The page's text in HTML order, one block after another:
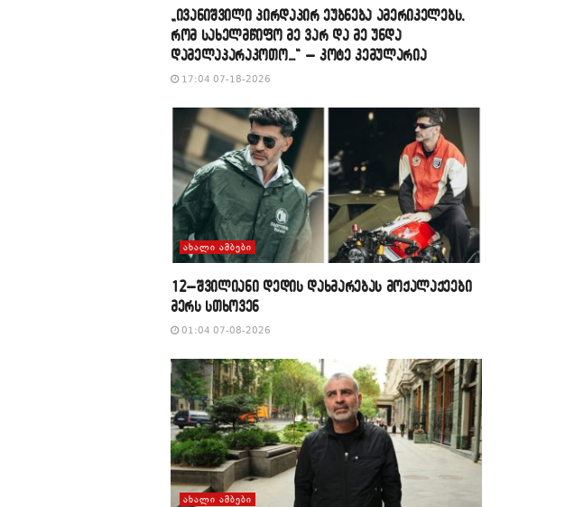
„ივანიშვილი პირდაპირ ეუბნება ამერიკელებს,
რომ სახელმწიფო მე ვარ და მე უნდა
დამელაპარაკოთო…“ – კოტე კემულარია
17:04 07-18-2026
ᲐᲮᲐᲚᲘ ᲐᲛᲑᲔᲑᲘ
12–შვილიანი დედის დახმარებას მოქალაქეები
მერს სთხოვენ
01:04 07-08-2026
ᲐᲮᲐᲚᲘ ᲐᲛᲑᲔᲑᲘ